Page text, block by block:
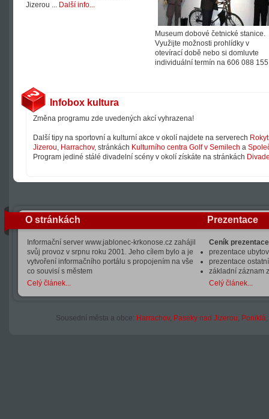
Jizerou ... Další info...
Museum dobové četnické stanice.
Využijte možnosti prohlídky v
otevírací době nebo si domluvte
individuální termín na 606 088
Infobox kultura
Změna programu zde uvedených akcí vyhrazena!
Další tipy na sportovní a kulturní akce v okolí najdete na serverech
Jizerou, Harrachov, stránkách Kulturního centra Golf v Semilech a
Program jediné stálé divadelní scény v okolí získáte na stránkách
O stránkách
Informační server www.jablonec-krkonose.cz zahájil
svůj provoz v srpnu roku 2001. Jeho cílem bylo a je
vytvoření informačního portálu s propojením na vše
co souvisí s městem
Celý článek...
Prezentace
Ceník
prezentace
prezentace
základní záznam
Celý článek...
Sousední města a obce: Harrachov, Paseky nad Jizerou, Poniklá,